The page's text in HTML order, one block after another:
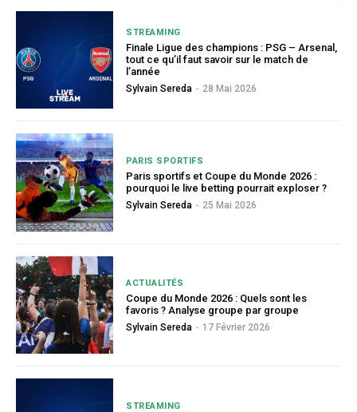
STREAMING
Finale Ligue des champions : PSG – Arsenal,
tout ce qu’il faut savoir sur le match de
l’année
Sylvain Sereda - 28 Mai 2026
PARIS SPORTIFS
Paris sportifs et Coupe du Monde 2026 :
pourquoi le live betting pourrait exploser ?
Sylvain Sereda - 25 Mai 2026
ACTUALITÉS
Coupe du Monde 2026 : Quels sont les
favoris ? Analyse groupe par groupe
Sylvain Sereda - 17 Février 2026
STREAMING